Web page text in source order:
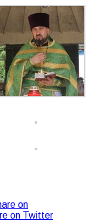
on
on Twitter